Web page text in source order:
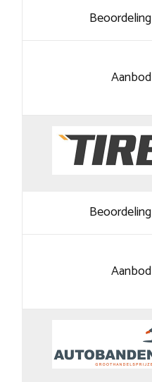
Beoordeling
Aanbod
Beoordeling
Aanbod